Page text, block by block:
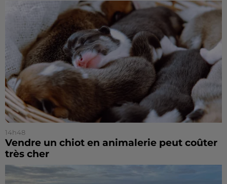
14h48
Vendre un chiot en animalerie peut coûter
très cher